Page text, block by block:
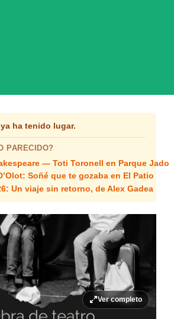
ha tenido lugar.
PARECIDO?
— Toti Toronell en Parque Jado
Soñé que te gozaba en El Patio
Un viaje sin retorno, de Alex Gadea
Ver completo